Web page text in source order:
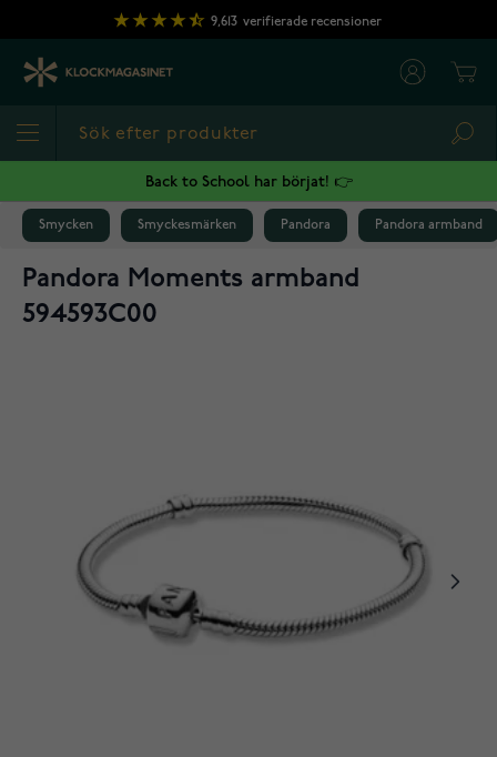
Hoppa till innehållet
9,613 verifierade recensioner
Back to School har börjat! 👉
Smycken Smyckesmärken Pandora Pandora armband
Pandora Moments armband
594593C00